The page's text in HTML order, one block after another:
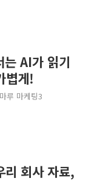
AI가 읽기
볍게!
루 마케팅3
회사 자료,